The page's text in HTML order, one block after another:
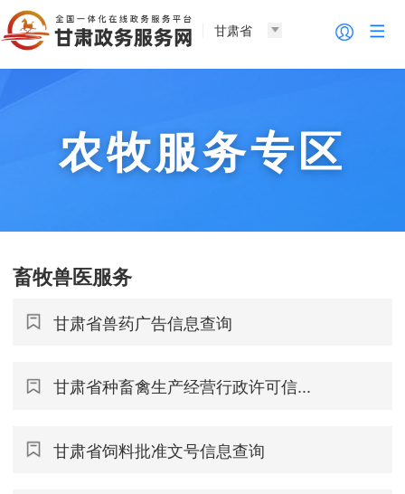
甘肃省
农牧服务专区
畜牧兽医服务
甘肃省兽药广告信息查询
甘肃省种畜禽生产经营行政许可信...
甘肃省饲料批准文号信息查询